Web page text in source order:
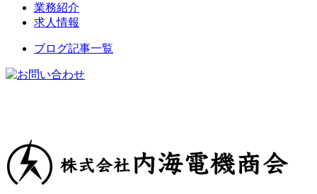
業務紹介
求人情報
ブログ記事一覧